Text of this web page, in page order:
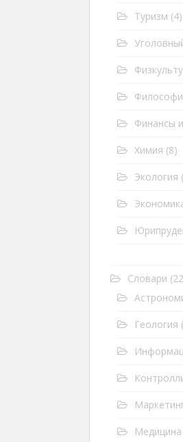
Туризм (4)
Финансы
Химия (8)
Экология
Словари
Геология
Медицина